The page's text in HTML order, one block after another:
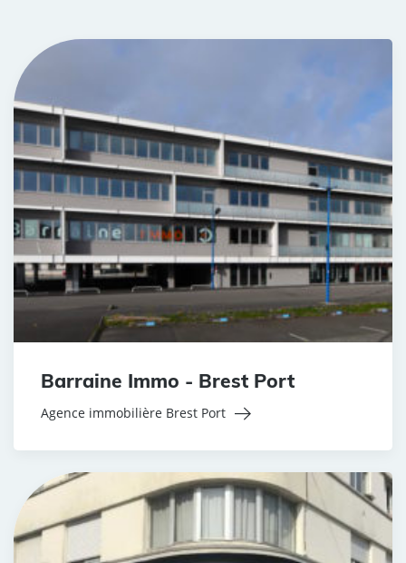
Barraine Immo - Brest Port
Agence immobilière Brest Port